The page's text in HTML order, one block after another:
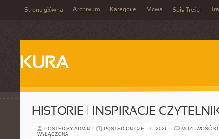
Strona główna Archiwum Kategorie Mowa Spis Treści
KURA
HISTORIE I INSPIRACJE
POSTED BY ADMIN POSTED ON CZE - 7 - 2026
MOŻLIWOŚĆ
WYŁĄCZONA